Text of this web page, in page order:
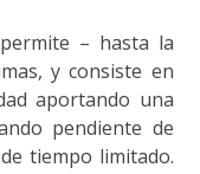
– hasta la
y consiste en
aportando una
pendiente de
tiempo limitado.